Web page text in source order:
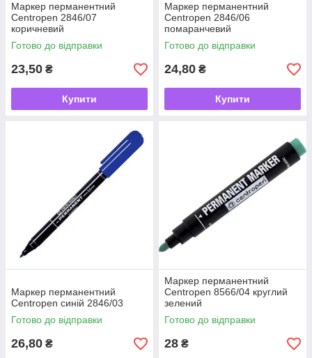
Маркер перманентний
Centropen 2846/07
коричневий
Готово до відправки
23,50 ₴
Купити
Маркер перманентний
Centropen 2846/06
помаранчевий
Готово до відправки
24,80 ₴
Купити
Маркер перманентний
Centropen синій 2846/03
Готово до відправки
26,80 ₴
Маркер перманентний
Centropen 8566/04 круглий
зелений
Готово до відправки
28 ₴